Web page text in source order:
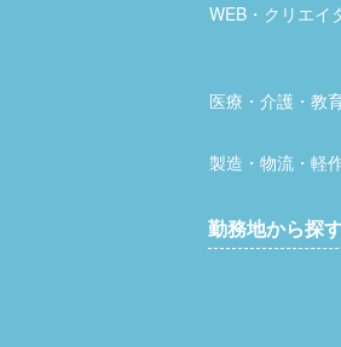
WEB・クリエイ
医療・介護・教
製造・物流・軽
勤務地から探